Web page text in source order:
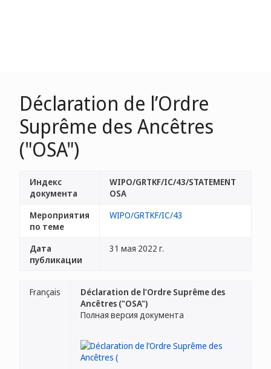
Déclaration de l’Ordre
Suprême des Ancêtres
("OSA")
Индекс
документа
WIPO/GRTKF/IC/43/STATEMENT
OSA
Мероприятия
по теме
WIPO/GRTKF/IC/43
Дата
публикации
31 мая 2022 г.
Français
Déclaration de l’Ordre Suprême des
Ancêtres ("OSA")
Полная версия документа